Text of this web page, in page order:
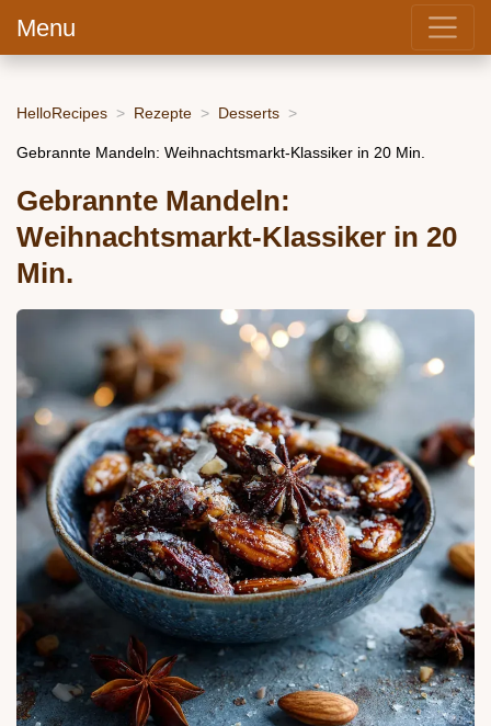
Menu
HelloRecipes Rezepte Desserts
Gebrannte Mandeln: Weihnachtsmarkt-Klassiker in 20 Min.
Gebrannte Mandeln:
Weihnachtsmarkt-Klassiker in 20
Min.